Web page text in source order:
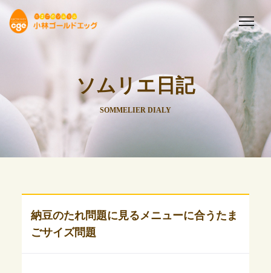
ソムリエ日記
SOMMELIER DIALY
納豆のたれ問題に見るメニューに合うたま
ごサイズ問題